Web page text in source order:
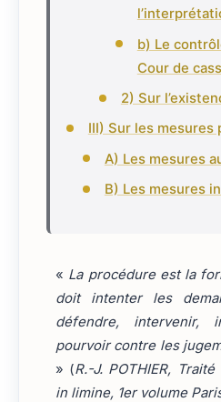
b) Le
Cour de
2) Sur
III) Sur les mesures
A) Les mesures
B) Les mesures
« La procédure est la
doit intenter les
défendre, intervenir,
pourvoir contre les
» (R.-J. POTHIER,
in limine, 1er volume